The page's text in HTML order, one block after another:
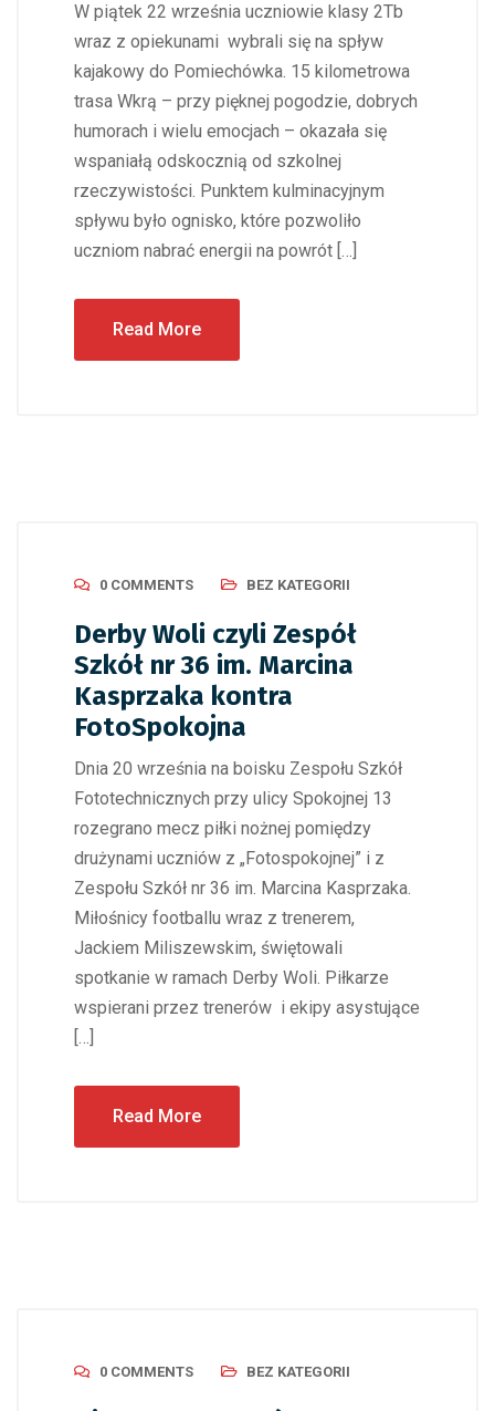
W piątek 22 września uczniowie klasy 2Tb
wraz z opiekunami wybrali się na spływ
kajakowy do Pomiechówka. 15 kilometrowa
trasa Wkrą – przy pięknej pogodzie, dobrych
humorach i wielu emocjach – okazała się
wspaniałą odskocznią od szkolnej
rzeczywistości. Punktem kulminacyjnym
spływu było ognisko, które pozwoliło
uczniom nabrać energii na powrót […]
Read More
0 COMMENTS BEZ KATEGORII
Derby Woli czyli Zespół
Szkół nr 36 im. Marcina
Kasprzaka kontra
FotoSpokojna
Dnia 20 września na boisku Zespołu Szkół
Fototechnicznych przy ulicy Spokojnej 13
rozegrano mecz piłki nożnej pomiędzy
drużynami uczniów z „Fotospokojnej” i z
Zespołu Szkół nr 36 im. Marcina Kasprzaka.
Miłośnicy footballu wraz z trenerem,
Jackiem Miliszewskim, świętowali
spotkanie w ramach Derby Woli. Piłkarze
wspierani przez trenerów i ekipy asystujące
[…]
Read More
0 COMMENTS BEZ KATEGORII